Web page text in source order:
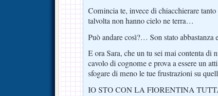
Comincia te, invece di chiacchierare
talvolta non hanno cielo ne terra…
Può andare così?… Son stato
E ora Sara, che un tu sei mai contenta di
cavolo di cognome e prova a essere un
sfogare di meno le tue frustrazioni su
IO STO CON LA FIORENTINA